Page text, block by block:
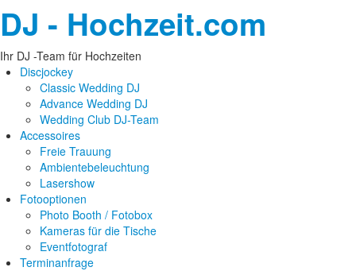
DJ - Hochzeit.com
Ihr DJ -Team für Hochzeiten
Discjockey
Classic Wedding DJ
Advance Wedding DJ
Wedding Club DJ-Team
Accessoires
Freie Trauung
Ambientebeleuchtung
Lasershow
Fotooptionen
Photo Booth / Fotobox
Kameras für die Tische
Eventfotograf
Terminanfrage